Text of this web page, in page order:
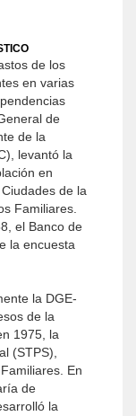
de los
en varias
de
de la
levantó la
en
de la
Familiares.
el Banco de
la encuesta
la DGE-
de la
1975, la
(STPS),
En
de
la